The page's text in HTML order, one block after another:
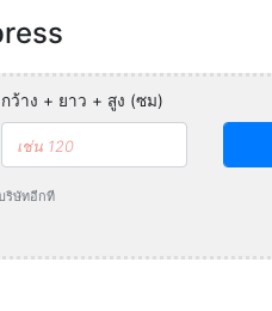
กว้าง + ยาว + สูง (ซม)
ริษัทอีกที